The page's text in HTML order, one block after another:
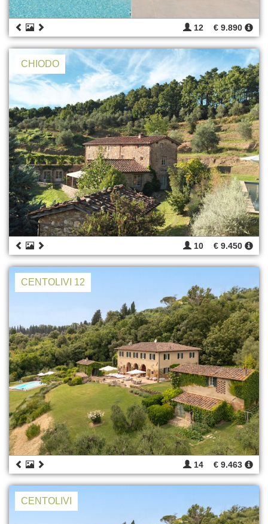
12 € 9.890
CHIODO
10 € 9.450
CENTOLIVI 12
14 € 9.463
CENTOLIVI